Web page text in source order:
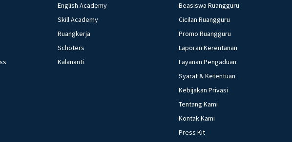
English Academy
Skill Academy
Ruangkerja
Schoters
Kalananti
Beasiswa Ruangguru
Cicilan Ruangguru
Promo Ruangguru
Laporan Kerentanan
Layanan Pengaduan
Syarat & Ketentuan
Kebijakan Privasi
Tentang Kami
Kontak Kami
Press Kit